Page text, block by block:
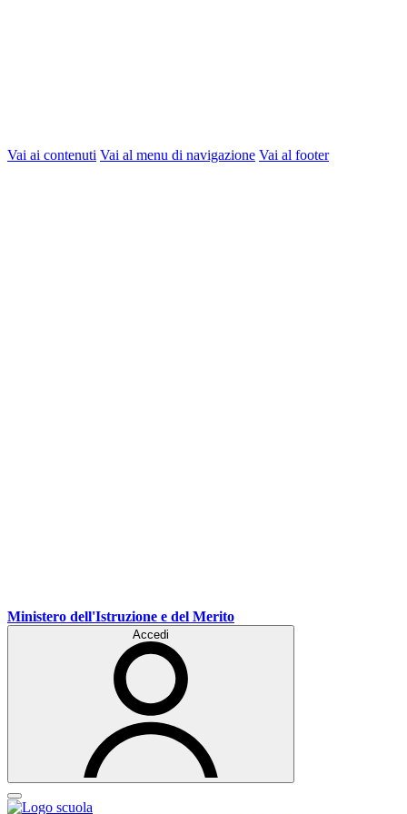
Vai ai contenuti Vai al menu di navigazione Vai al footer
Ministero dell'Istruzione e del Merito
Accedi